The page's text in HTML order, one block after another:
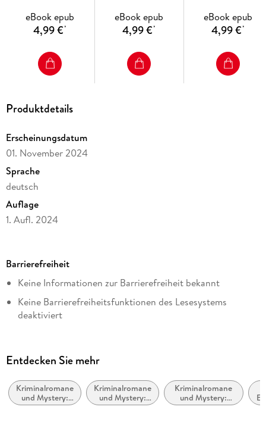
weil der zuständige Inspektor unwiderstehlich charmant ist.
eBooks von beTHRILLED - mörderisch gute Unterhaltung!
eBook epub
4,99 €*
eBook epub
4,99 €*
eBook epub
4,99 €*
Produktdetails
Erscheinungsdatum
01. November 2024
Sprache
deutsch
Auflage
1. Aufl. 2024
Dateigröße
5,11 MB
Reihe
Hansel & Pretzel - Mord in der kleinen Bäckerei, 3
Dani Baker
beTHRILLED
Originalsprache
Barrierefreiheit
Keine Informationen zur Barrierefreiheit bekannt
Keine Barrierefreiheitsfunktionen des Lesesystems
deaktiviert
dargestellt
Alle Texte können angepasst werden
Entdecken Sie mehr
Kriminalromane
und Mystery:
Cosy Mystery
Kriminalromane
und Mystery:
Humor
Kriminalromane
und Mystery:
Privatdetektiv /